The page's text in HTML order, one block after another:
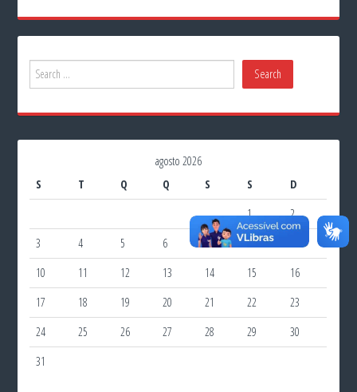
agosto 2026
S
T Q Q S S
D
1
2
3
4 5 6 7 8
10
11 12 13 14 15
16
17
18 19 20 21 22
23
24
25 26 27 28 29
30
31